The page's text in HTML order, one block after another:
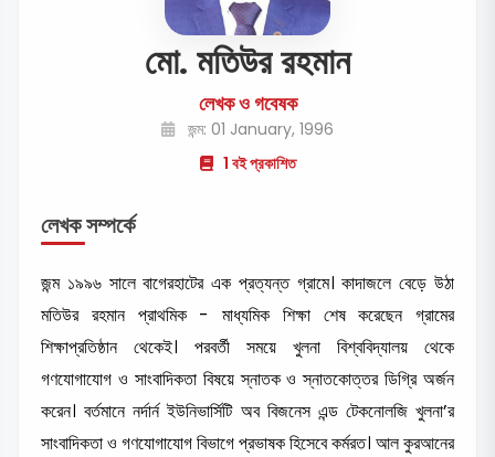
মো. মতিউর রহমান
লেখক ও গবেষক
জন্ম: 01 January, 1996
1 বই প্রকাশিত
লেখক সম্পর্কে
জন্ম ১৯৯৬ সালে বাগেরহাটের এক প্রত্যন্ত গ্রামে। কাদাজলে বেড়ে উঠা
মতিউর রহমান প্রাথমিক - মাধ্যমিক শিক্ষা শেষ করেছেন গ্রামের
শিক্ষাপ্রতিষ্ঠান থেকেই। পরবর্তী সময়ে খুলনা বিশ্ববিদ্যালয় থেকে
গণযোগাযোগ ও সাংবাদিকতা বিষয়ে স্নাতক ও স্নাতকোত্তর ডিগ্রি অর্জন
করেন। বর্তমানে নর্দার্ন ইউনিভার্সিটি অব বিজনেস এন্ড টেকনোলজি খুলনা’র
সাংবাদিকতা ও গণযোগাযোগ বিভাগে প্রভাষক হিসেবে কর্মরত। আল কুরআনের